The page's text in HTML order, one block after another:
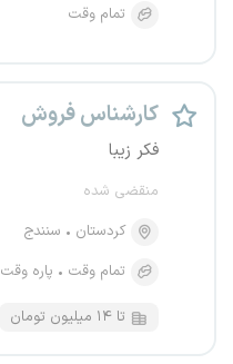
تمام وقت
کارشناس فروش
فکر زیبا
منقضی شده
کردستان
سنندج
تمام وقت
پاره وقت
تا ۱۴ میلیون تومان